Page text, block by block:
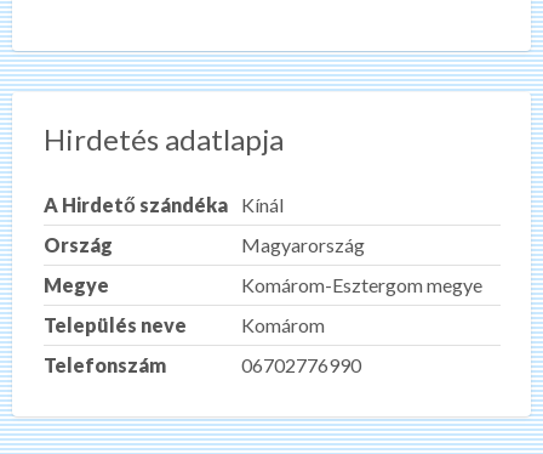
Hirdetés adatlapja
A Hirdető szándéka
Kínál
Ország
Magyarország
Megye
Komárom-Esztergom megye
Település neve
Komárom
Telefonszám
06702776990